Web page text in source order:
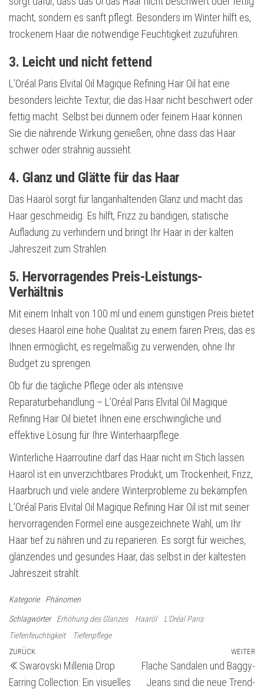
macht, sondern es sanft pflegt. Besonders im Winter hilft es,
trockenem Haar die notwendige Feuchtigkeit zuzuführen.
3. Leicht und nicht fettend
L’Oréal Paris Elvital Oil Magique Refining Hair Oil hat eine
besonders leichte Textur, die das Haar nicht beschwert oder
fettig macht. Selbst bei dünnem oder feinem Haar können
Sie die nährende Wirkung genießen, ohne dass das Haar
schwer oder strähnig aussieht.
4. Glanz und Glätte für das Haar
Das Haaröl sorgt für langanhaltenden Glanz und macht das
Haar geschmeidig. Es hilft, Frizz zu bändigen, statische
Aufladung zu verhindern und bringt Ihr Haar in der kalten
Jahreszeit zum Strahlen.
5. Hervorragendes Preis-Leistungs-
Verhältnis
Mit einem Inhalt von 100 ml und einem günstigen Preis bietet
dieses Haaröl eine hohe Qualität zu einem fairen Preis, das es
Ihnen ermöglicht, es regelmäßig zu verwenden, ohne Ihr
Budget zu sprengen.
Ob für die tägliche Pflege oder als intensive
Reparaturbehandlung – L’Oréal Paris Elvital Oil Magique
Refining Hair Oil bietet Ihnen eine erschwingliche und
effektive Lösung für Ihre Winterhaarpflege.
Winterliche Haarroutine darf das Haar nicht im Stich lassen.
Haaröl ist ein unverzichtbares Produkt, um Trockenheit, Frizz,
Haarbruch und viele andere Winterprobleme zu bekämpfen.
L’Oréal Paris Elvital Oil Magique Refining Hair Oil ist mit seiner
hervorragenden Formel eine ausgezeichnete Wahl, um Ihr
Haar tief zu nähren und zu reparieren. Es sorgt für weiches,
glänzendes und gesundes Haar, das selbst in der kältesten
Jahreszeit strahlt.
Kategorie Phänomen
Schlagwörter Erhöhung des Glanzes Haaröl
L'Oréal Paris
Tiefenfeuchtigkeit
Tiefenpflege
Beitragsnavigation
Vorheriger
Beitrag
ZURÜCK
Swarovski Millenia Drop
Earring Collection: Ein visuelles
WEITER
Flache Sandalen und Baggy-
Jeans sind die neue Trend-